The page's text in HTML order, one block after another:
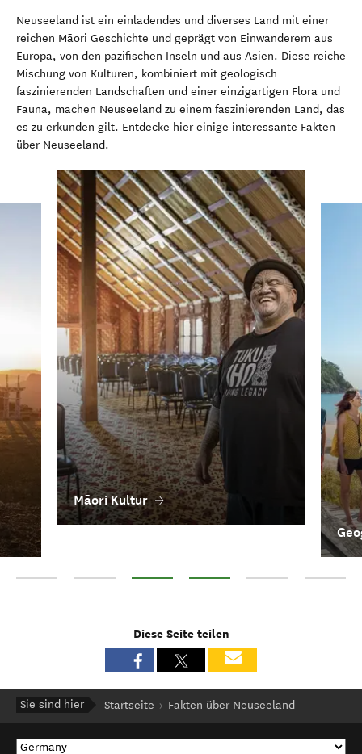
Neuseeland ist ein einladendes und diverses Land mit einer
reichen Māori Geschichte und geprägt von Einwanderern aus
Europa, von den pazifischen Inseln und aus Asien. Diese reiche
Mischung von Kulturen, kombiniert mit geologisch
faszinierenden Landschaften und einer einzigartigen Flora und
Fauna, machen Neuseeland zu einem faszinierenden Land, das
es zu erkunden gilt. Entdecke hier einige interessante Fakten
über Neuseeland.
Māori Kultur
Diese Seite teilen
Sie sind hier Startseite Fakten über Neuseeland